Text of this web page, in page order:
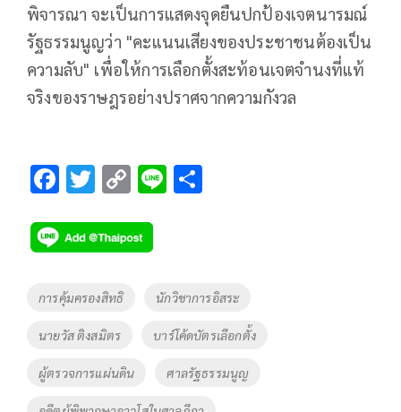
พิจารณา จะเป็นการแสดงจุดยืนปกป้องเจตนารมณ์
รัฐธรรมนูญว่า "คะแนนเสียงของประชาชนต้องเป็น
ความลับ" เพื่อให้การเลือกตั้งสะท้อนเจตจำนงที่แท้
จริงของราษฎรอย่างปราศจากความกังวล
F
e
b
o
o
k
T
tt
er
C
p
y
Li
Tags
การคุ้มครองสิทธิ นักวิชาการอิสระ
นายวัส ติงสมิตร บาร์โค้ดบัตรเลือกตั้ง
ผู้ตรวจการแผ่นดิน ศาลรัฐธรรมนูญ